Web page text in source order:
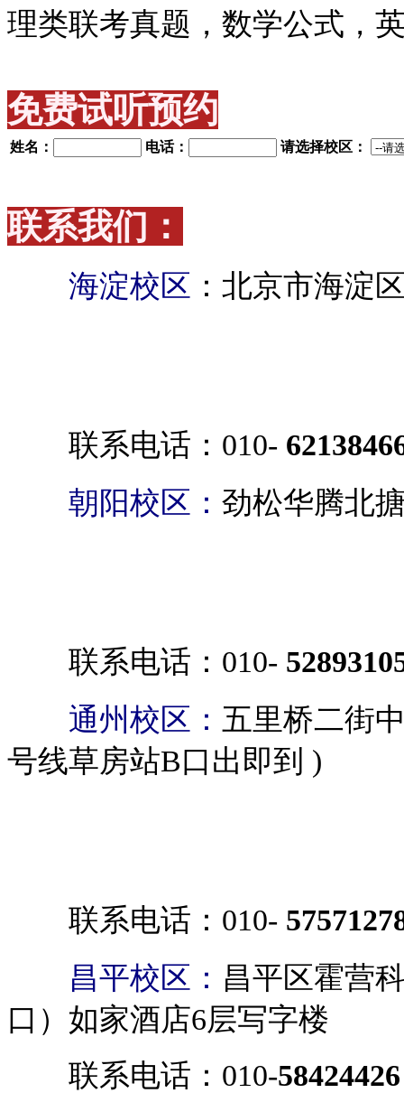
理类联考真题，数学公式，
免费试听预约
姓名： 电话： 请选择校区：
联系我们：
海淀校区 ：北京市海淀
联系电话：010-
朝阳校区： 劲松华腾北
联系电话：010-
通州校区： 五里桥二街
号线草房站B口出即到 )
联系电话：010-
昌平校区： 昌平区霍营
口）如家酒店6层写字楼
联系电话：010-58424426